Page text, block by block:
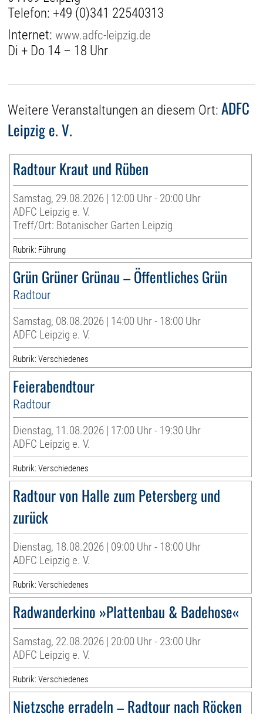
Telefon: +49 (0)341 22540313
Internet:www.adfc-leipzig.de
Di + Do 14 – 18 Uhr
Weitere Veranstaltungen an diesem Ort:ADFC
Leipzig e. V.
Radtour Kraut und Rüben
Samstag, 29.08.2026 | 12:00 Uhr - 20:00 Uhr
ADFC Leipzig e. V.
Treff/Ort: Botanischer Garten Leipzig
Rubrik: Führung
Grün Grüner Grünau – Öffentliches Grün
Radtour
Samstag, 08.08.2026 | 14:00 Uhr - 18:00 Uhr
ADFC Leipzig e. V.
Rubrik: Verschiedenes
Feierabendtour
Radtour
Dienstag, 11.08.2026 | 17:00 Uhr - 19:30 Uhr
ADFC Leipzig e. V.
Rubrik: Verschiedenes
Radtour von Halle zum Petersberg und
zurück
Dienstag, 18.08.2026 | 09:00 Uhr - 18:00 Uhr
ADFC Leipzig e. V.
Rubrik: Verschiedenes
Radwanderkino »Plattenbau & Badehose«
Samstag, 22.08.2026 | 20:00 Uhr - 23:00 Uhr
ADFC Leipzig e. V.
Rubrik: Verschiedenes
Nietzsche erradeln – Radtour nach Röcken